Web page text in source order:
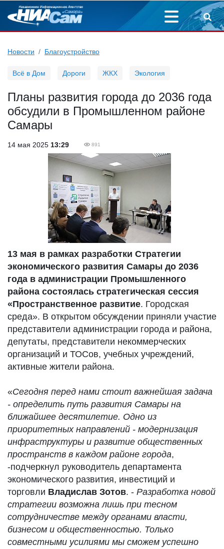
Новости Благоустройство
Всё в Дом Дороги ЖКХ Экология
Планы развития города до 2036 года
обсудили в Промышленном районе
Самары
14 мая 2025 13:29 891
13 мая в рамках разработки Стратегии
экономического развития Самары до 2036
года в администрации Промышленного
района состоялась стратегическая сессия
«Пространственное развитие. Городская
среда». В открытом обсуждении приняли участие
представители администрации города и района,
депутаты, представители некоммерческих
организаций и ТОСов, учебных учреждений,
активные жители района.
«Сегодня перед нами стоит важнейшая задача
- определить путь развития Самары на
ближайшее десятилетие. Одно из
приоритетных направлений - модернизация
инфраструктуры и развитие общественных
пространств в каждом районе города,
-подчеркнул руководитель департамента
экономического развития, инвестиций и
торговли Владислав Зотов. - Разработка новой
стратегии возможна лишь при тесном
сотрудничестве между органами власти,
бизнесом и общественностью. Только
совместными усилиями мы сможем успешно